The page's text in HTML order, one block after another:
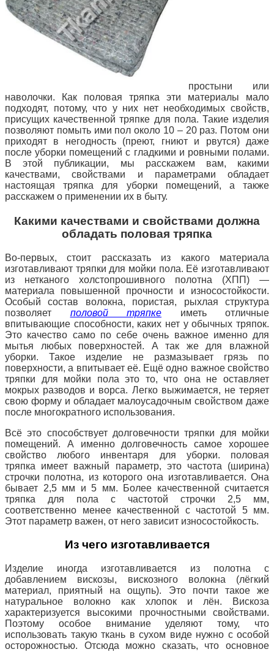
простыни или
наволочки. Как половая тряпка эти материалы мало
подходят, потому, что у них нет необходимых свойств,
присущих качественной тряпке для пола. Такие изделия
позволяют помыть ими пол около 10 – 20 раз. Потом они
приходят в негодность (преют, гниют и рвутся) даже
после уборки помещений с гладкими и ровными полами.
В этой публикации, мы расскажем вам, какими
качествами, свойствами и параметрами обладает
настоящая тряпка для уборки помещений, а также
расскажем о применении их в быту.
Какими качествами и свойствами должна
обладать половая тряпка
Во-первых, стоит рассказать из какого материала
изготавливают тряпки для мойки пола. Её изготавливают
из нетканого холстопрошивного полотна (ХПП) —
материала повышенной прочности и износостойкости.
Особый состав волокна, пористая, рыхлая структура
позволяет половой тряпке иметь отличные
впитывающие способности, каких нет у обычных тряпок.
Это качество само по себе очень важное именно для
мытья любых поверхностей. А так же для влажной
уборки. Такое изделие не размазывает грязь по
поверхности, а впитывает её. Ещё одно важное свойство
тряпки для мойки пола это то, что она не оставляет
мокрых разводов и ворса. Легко выжимается, не теряет
свою форму и обладает малоусадочным свойством даже
после многократного использования.
Всё это способствует долговечности тряпки для мойки
помещений.
А именно долговечность самое хорошее
свойство любого инвентаря для уборки. половая
тряпка имеет важный параметр, это частота (ширина)
строчки полотна, из которого она изготавливается. Она
бывает 2,5 мм и 5 мм. Более качественной считается
тряпка для пола с частотой строчки 2,5 мм,
соответственно менее качественной с частотой 5 мм.
Этот параметр важен, от него зависит износостойкость.
Из чего изготавливается
Изделие
иногда изготавливается из полотна с
добавлением вискозы, вискозного волокна (лёгкий
материал, приятный на ощупь). Это почти такое же
натуральное волокно как хлопок и лён. Вискоза
характеризуется высокими прочностными свойствами.
Поэтому особое внимание уделяют тому, что
использовать такую ткань в сухом виде нужно с особой
осторожностью. Отсюда можно сказать, что основное